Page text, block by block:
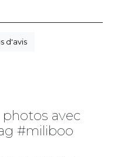
d'avis
photos avec
#miliboo